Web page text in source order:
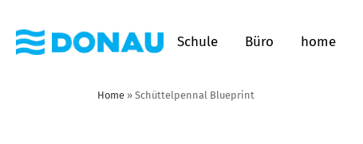
Schule Büro home
Home » Schüttelpennal Blueprint